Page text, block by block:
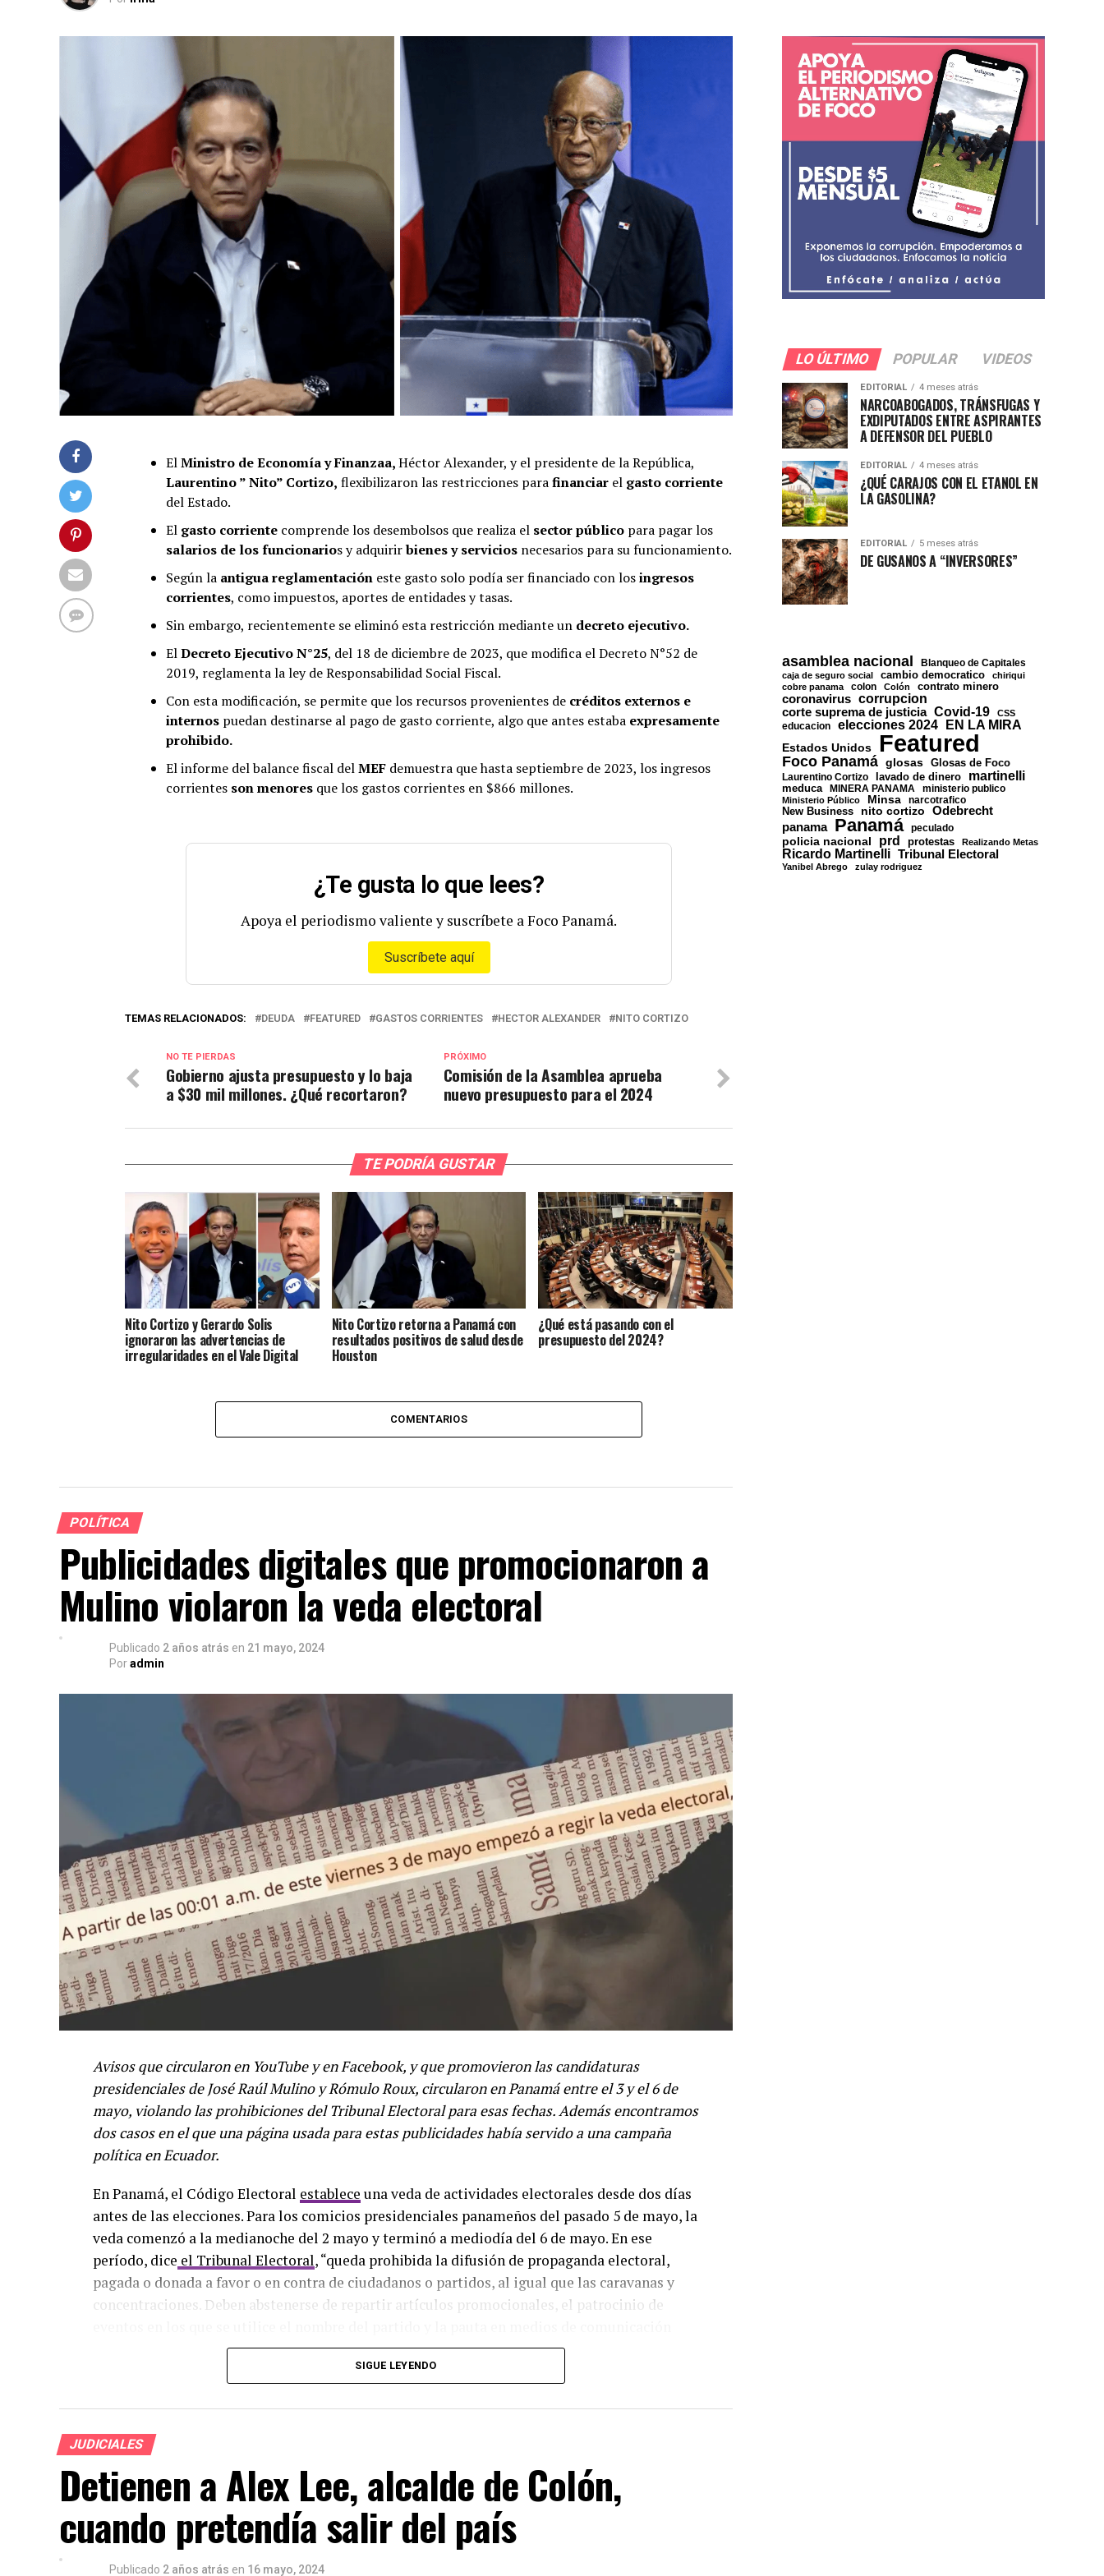
ElMinistro de Economía y Finanzaa,Héctor Alexander, y el presidente de la República,
Laurentino ” Nito” Cortizo, flexibilizaron las restricciones parafinanciar el gasto corriente
del Estado.
El gasto corriente comprende los desembolsos que realiza el sector público para pagar los
salarios de los funcionarios y adquirirbienes y servicios necesarios para su funcionamiento.
Según la antigua reglamentación este gasto solo podía ser financiado con losingresos
corrientes, como impuestos, aportes de entidades y tasas.
Sin embargo, recientemente se eliminó esta restricción mediante un decreto ejecutivo.
ElDecreto Ejecutivo N°25, del 18 de diciembre de 2023, que modifica el Decreto N°52 de
2019, reglamenta la ley de Responsabilidad Social Fiscal.
Con esta modificación, se permite que los recursos provenientes de créditos externos e
internos puedan destinarse al pago de gasto corriente, algo que antes estaba expresamente
prohibido.
El informe del balance fiscal delMEF demuestra que hasta septiembre de 2023, los ingresos
corrientes son menores que los gastos corrientes en $866 millones.
¿Te gusta lo que lees?
Apoya el periodismo valiente y suscríbete a Foco Panamá.
Suscríbete aquí
TEMAS RELACIONADOS: DEUDA FEATURED GASTOS CORRIENTES HECTOR ALEXANDER NITO CORTIZO
PRÓXIMO
Comisión de la Asamblea aprueba
nuevo presupuesto para el 2024
NO TE PIERDAS
Gobierno ajusta presupuesto y lo baja
a $30 mil millones. ¿Qué recortaron?
TE PODRÍA GUSTAR
Nito Cortizo y Gerardo Solis
ignoraron las advertencias de
irregularidades en el Vale Digital
Nito Cortizo retorna a Panamá con
resultados positivos de salud desde
Houston
¿Qué está pasando con el
presupuesto del 2024?
COMENTARIOS
POLÍTICA
Publicidades digitales que promocionaron a
Mulino violaron la veda electoral
Publicado 2 años atrás en 21 mayo, 2024
Poradmin
Avisos que circularon en YouTube y en Facebook, y que promovieron las candidaturas
presidenciales de José Raúl Mulino y Rómulo Roux, circularon en Panamá entre el 3 y el 6 de
mayo, violando las prohibiciones del Tribunal Electoral para esas fechas. Además encontramos
dos casos en el que una página usada para estas publicidades había servido a una campaña
política en Ecuador.
En Panamá, el Código Electoral establece una veda de actividades electorales desde dos días
antes de las elecciones. Para los comicios presidenciales panameños del pasado 5 de mayo, la
veda comenzó a la medianoche del 2 mayo y terminó a mediodía del 6 de mayo. En ese
período, dice el Tribunal Electoral, “queda prohibida la difusión de propaganda electoral,
pagada o donada a favor o en contra de ciudadanos o partidos, al igual que las caravanas y
concentraciones. Deben abstenerse de repartir artículos promocionales, el patrocinio de
convencionales y digitales”.
Sin embargo, durante ese período de prohibición circularon anuncios digitales que
favorecían a por lo menos dos candidatos: el ahora presidente electo José Raúl Mulino y el
candidato del partido Cambio Democrático Rómulo Roux, como encontró la alianza
periodística transfronteriza
Investigación Periodística (CLIP) que busca desentrañar, junto con otros 15 medios y
organizaciones, la desinformación política coordinada en el “súper año electoral” de 2024 en
América Latina.
SIGUE LEYENDO
JUDICIALES
Detienen a Alex Lee, alcalde de Colón,
cuando pretendía salir del país
Publicado 2 años atrás en 16 mayo, 2024
LO ÚLTIMO POPULAR VIDEOS
EDITORIAL 4 meses atrás
NARCOABOGADOS, TRÁNSFUGAS Y
EXDIPUTADOS ENTRE ASPIRANTES
A DEFENSOR DEL PUEBLO
EDITORIAL 4 meses atrás
¿QUÉ CARAJOS CON EL ETANOL EN
LA GASOLINA?
EDITORIAL 5 meses atrás
DE GUSANOS A “INVERSORES”
asamblea nacional Blanqueo de Capitales
caja de seguro social cambio democratico
chiriqui
cobre panama
colon Colón contrato minero
coronavirus corrupcion
corte suprema de justicia Covid-19 CSS
educacion elecciones 2024 EN LA MIRA
Estados Unidos Featured
Foco Panamá glosas Glosas de Foco
Laurentino Cortizo lavado de dinero martinelli
meduca MINERA PANAMA ministerio publico
Ministerio Público Minsa
narcotrafico
New Business
nito cortizo Odebrecht
panama Panamá peculado
policia nacional prd protestas Realizando Metas
Ricardo Martinelli Tribunal Electoral
Yanibel Abrego zulay rodriguez